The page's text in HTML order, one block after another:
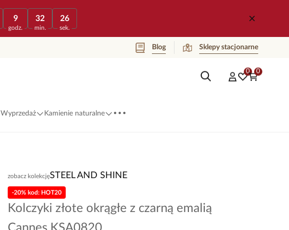
9
godz.
32
min.
26
sek.
Blog Sklepy stacjonarne
0 0
Wyprzedaż Kamienie naturalne ...
zobacz kolekcjęSTEEL AND SHINE
Kolczyki złote okrągłe z czarną emalią
-20% kod: HOT20